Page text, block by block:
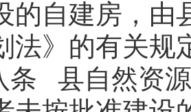
的自建房，由
法》的有关规
条 县自然资